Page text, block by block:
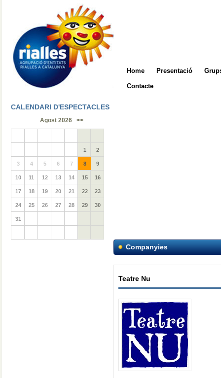
Home Presentació
Contacte
CALENDARI D'ESPECTACLES
Agost 2026 >>
1 2
3 4 5 6 7 8 9
10 11 12 13 14 15 16
17 18 19 20 21 22 23
24 25 26 27 28 29 30
31
Companyies
Teatre Nu